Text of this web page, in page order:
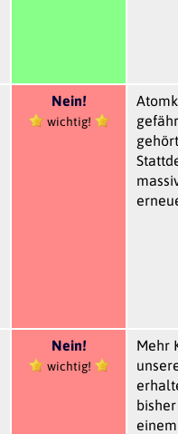
Nein!
wichtig!
Nein!
wichtig!
Mehr